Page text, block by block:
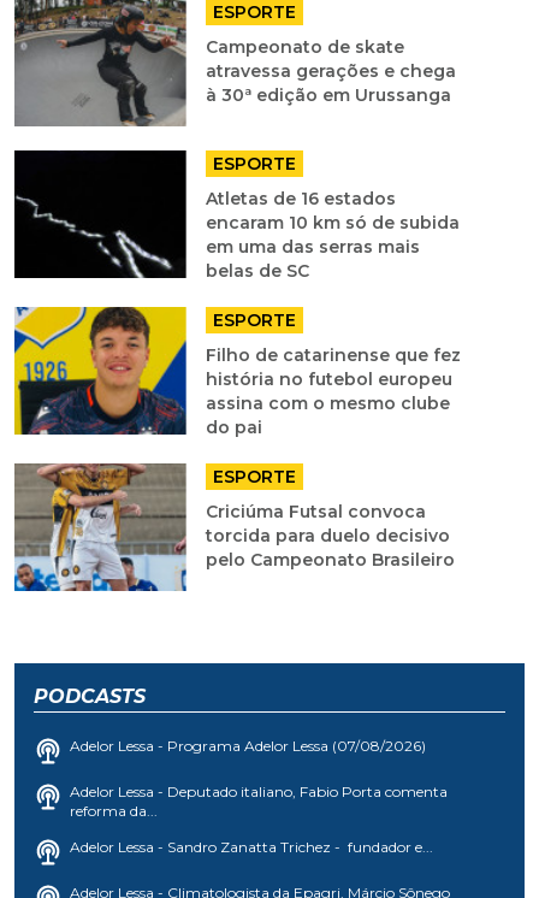
ESPORTE
Campeonato de skate
atravessa gerações e chega
à 30ª edição em Urussanga
ESPORTE
Atletas de 16 estados
encaram 10 km só de subida
em uma das serras mais
belas de SC
ESPORTE
Filho de catarinense que fez
história no futebol europeu
assina com o mesmo clube
do pai
ESPORTE
Criciúma Futsal convoca
torcida para duelo decisivo
pelo Campeonato Brasileiro
PODCASTS
Adelor Lessa - Programa Adelor Lessa (07/08/2026)
Adelor Lessa - Deputado italiano, Fabio Porta comenta
reforma da...
Adelor Lessa - Sandro Zanatta Trichez - fundador e...
Adelor Lessa - Climatologista da Epagri, Márcio Sônego